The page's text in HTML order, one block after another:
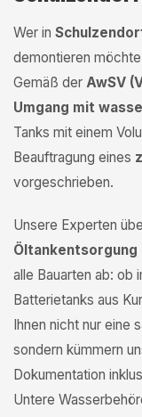
Wer in
demontieren
Gemäß der AwSV
Umgang mit
Tanks mit einem
Beauftragung eines
vorgeschrieben.
Unsere Experten
Öltankentsorgung
alle Bauarten ab: ob
Batterietanks aus
Ihnen nicht nur eine
sondern kümmern
Dokumentation
Untere